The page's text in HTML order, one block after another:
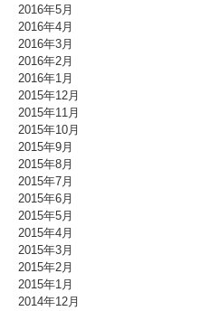
2016年5月
2016年4月
2016年3月
2016年2月
2016年1月
2015年12月
2015年11月
2015年10月
2015年9月
2015年8月
2015年7月
2015年6月
2015年5月
2015年4月
2015年3月
2015年2月
2015年1月
2014年12月